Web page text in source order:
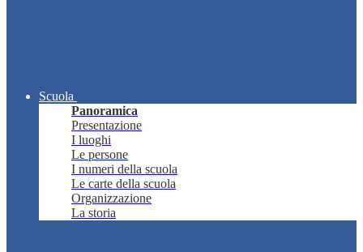
Scuola
Panoramica
Presentazione
I luoghi
Le persone
I numeri della scuola
Le carte della scuola
Organizzazione
La storia